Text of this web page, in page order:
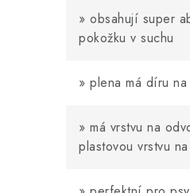
» obsahují super
pokožku v suchu
» plena má díru
» má vrstvu na
plastovou vrstvu